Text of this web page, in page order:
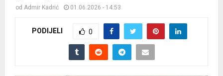
od Admir Kadrić 01.06.2026 - 14:53
PODIJELI 0